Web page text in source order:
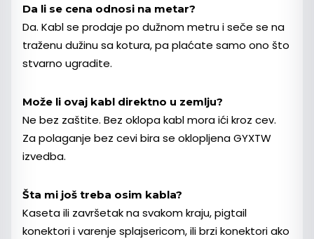
Da li se cena odnosi na metar?
Da. Kabl se prodaje po dužnom metru i seče se na
traženu dužinu sa kotura, pa plaćate samo ono što
stvarno ugradite.
Može li ovaj kabl direktno u zemlju?
Ne bez zaštite. Bez oklopa kabl mora ići kroz cev.
Za polaganje bez cevi bira se oklopljena GYXTW
izvedba.
Šta mi još treba osim kabla?
Kaseta ili završetak na svakom kraju, pigtail
konektori i varenje splajsericom, ili brzi konektori ako